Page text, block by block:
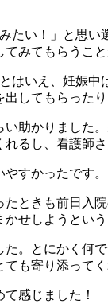
たい！」と思い
てみてもらうこ
はいえ、妊娠中
してもらったり
い助かりました
れるし、看護師
すかったです。
たときも前日入
せしようという
た。とにかく何
ても寄り添って
感じました！